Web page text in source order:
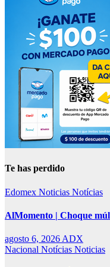
Te has perdido
Edomex Noticias Notícias
AlMomento | Choque
agosto 6, 2026 ADX
Nacional Notícias Noticias